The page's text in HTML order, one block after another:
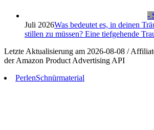
-
Juli 2026Was bedeutet es, in deinen
stillen zu müssen? Eine tiefgehende
Letzte Aktualisierung am 2026-08-08 /
der Amazon Product Advertising API
PerlenSchnürmaterial